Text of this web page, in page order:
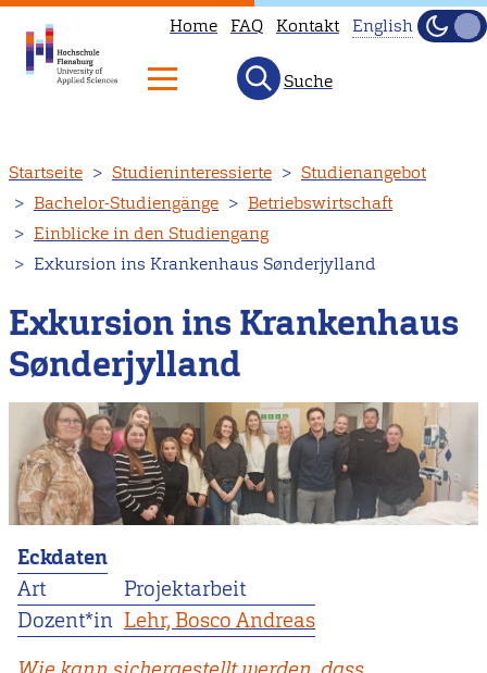
zum
Inhalt
Home FAQ Kontakt
not
available
Head
to
main
page
instead.
English
Hell
Suche
Startseite Studieninteressierte
Studienangebot
Bachelor-Studiengänge
Betriebswirtschaft
Einblicke in den Studiengang
Exkursion ins Krankenhaus Sønderjylland
Exkursion ins Krankenhaus
Sønderjylland
Eckdaten
Art
Projektarbeit
Dozent*in Lehr, Bosco Andreas